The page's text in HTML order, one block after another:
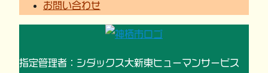
お問い合わせ
指定管理者：シダックス大新東ヒューマンサービス